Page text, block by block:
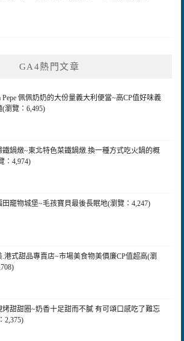
GA4熱門文章
Pepe 佩佩奶奶的大份量義大利便當~高CP值好味義
(瀏覽：6,495)
鐵鍋燉~東北特色菜鐵鍋燉.換一種方式吃火鍋的概
：4,974)
田竉物城堡~毛孩寶貝最後長眠地(瀏覽：4,247)
.港式甜品專賣店~市場美食物美價廉CP值超高(瀏
烤甜甜圈~奶香十足甜而不膩 有可頌口感吃了難忘
2,375)